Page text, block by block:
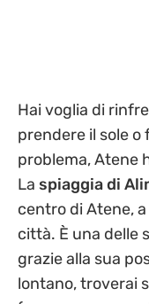
Hai voglia di
prendere il sole o
problema, Atene
La spiaggia di
centro di Atene,
città. È una delle
grazie alla sua
lontano, troverai